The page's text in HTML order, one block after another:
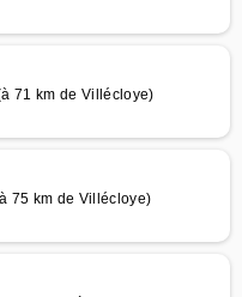
71 km de Villécloye)
75 km de Villécloye)